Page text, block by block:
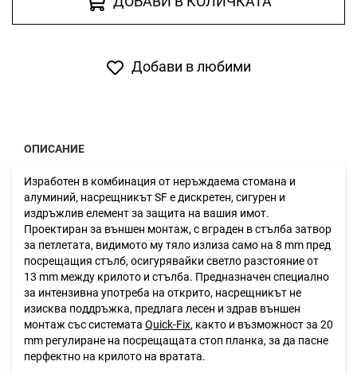
Добави в любими
ОПИСАНИЕ
Изработен в комбинация от неръждаема стомана и
алуминий, насрещникът SF е дискретен, сигурен и
издръжлив елемент за защита на вашия имот.
Проектиран за външен монтаж, с вграден в стълба затвор
за петлетата, видимото му тяло излиза само на 8 mm пред
посрещащия стълб, осигурявайки светло разстояние от
13 mm между крилото и стълба. Предназначен специално
за интензивна употреба на открито, насрещникът не
изисква поддръжка, предлага лесен и здрав външен
монтаж със системата Quick-Fix, както и възможност за 20
mm регулиране на посрещащата стоп планка, за да пасне
перфектно на крилото на вратата.